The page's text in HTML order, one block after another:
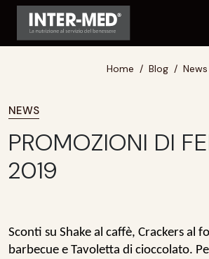
Home Blog News
NEWS
PROMOZIONI DI
2019
Sconti su Shake al caffè, Crackers al
barbecue e Tavoletta di cioccolato.